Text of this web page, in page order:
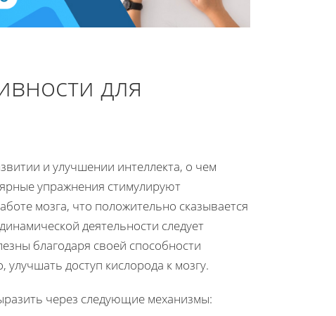
для
и улучшении интеллекта, о чем
упражнения стимулируют
мозга, что положительно сказывается
деятельности следует
благодаря своей способности
доступ кислорода к мозгу.
через следующие механизмы: